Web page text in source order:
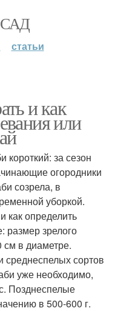
статьи
и как
или
короткий: за сезон
огородники
созрела, в
уборкой.
как определить
размер зрелого
см в диаметре.
сортов
уже необходимо,
Позднеспелые
в 500-600 г.